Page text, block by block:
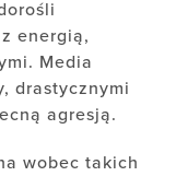
energią,
Media
drastycznymi
agresją.
wobec takich